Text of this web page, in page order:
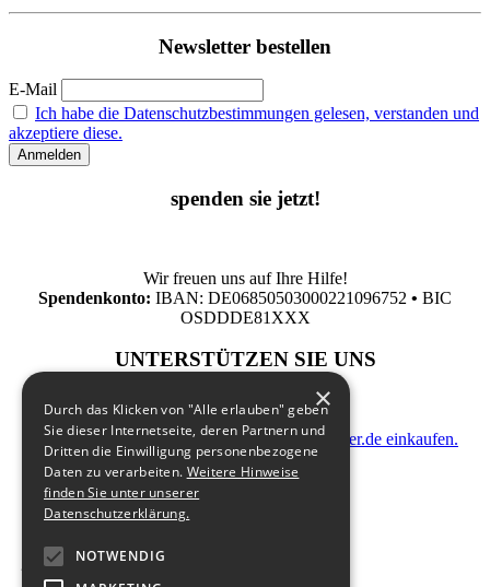
Newsletter bestellen
E-Mail
Ich habe die Datenschutzbestimmungen gelesen, verstanden und
akzeptiere diese.
spenden sie jetzt!
Wir freuen uns auf Ihre Hilfe!
Spendenkonto: IBAN: DE06850503000221096752 • BIC
OSDDDE81XXX
UNTERSTÜTZEN SIE UNS
indem Sie zusatzkostenfrei auf Bildungsspender.de einkaufen.
×
Durch das Klicken von "Alle erlauben" geben
Sie dieser Internetseite, deren Partnern und
Dritten die Einwilligung personenbezogene
Daten zu verarbeiten. Weitere Hinweise
finden Sie unter unserer
Datenschutzerklärung.
NOTWENDIG